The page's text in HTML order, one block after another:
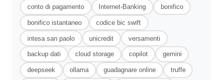
conto di pagamento Internet-Banking bonifico
bonifico istantaneo codice bic swift
intesa san paolo unicredit versamenti
backup dati cloud storage copilot gemini
deepseek ollama guadagnare online truffe